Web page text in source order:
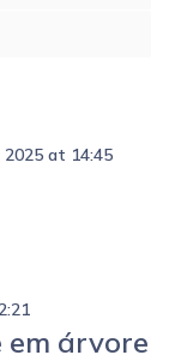
at 14:45
em árvore